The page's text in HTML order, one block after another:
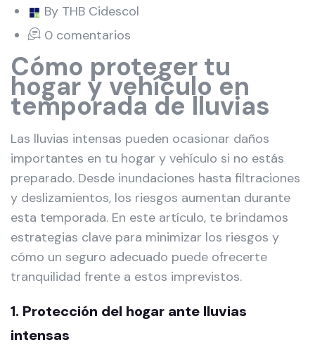
By THB Cidescol
0 comentarios
Cómo proteger tu
hogar y vehículo en
temporada de lluvias
Las lluvias intensas pueden ocasionar daños
importantes en tu hogar y vehículo si no estás
preparado. Desde inundaciones hasta filtraciones
y deslizamientos, los riesgos aumentan durante
esta temporada. En este artículo, te brindamos
estrategias clave para minimizar los riesgos y
cómo un seguro adecuado puede ofrecerte
tranquilidad frente a estos imprevistos.
1. Protección del hogar ante lluvias
intensas